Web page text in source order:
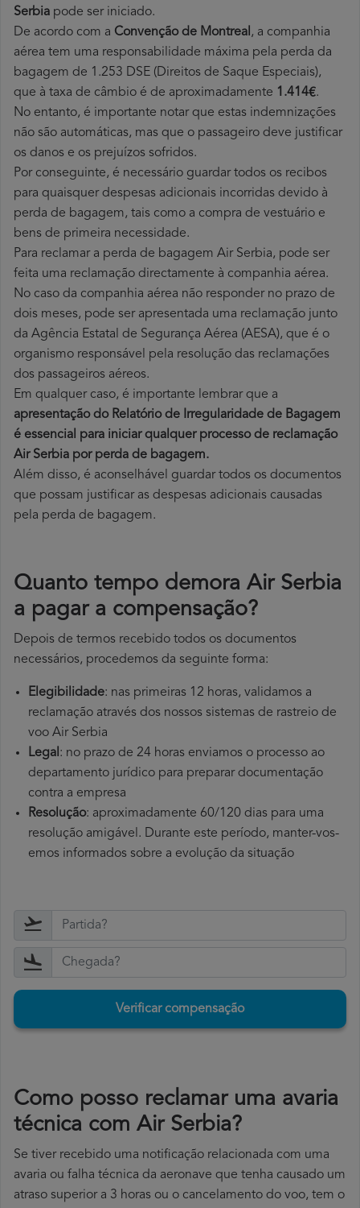
Serbia pode ser iniciado.
De acordo com a Convenção de Montreal, a companhia
aérea tem uma responsabilidade máxima pela perda da
bagagem de 1.253 DSE (Direitos de Saque Especiais),
que à taxa de câmbio é de aproximadamente 1.414€.
No entanto, é importante notar que estas indemnizações
não são automáticas, mas que o passageiro deve justificar
os danos e os prejuízos sofridos.
Por conseguinte, é necessário guardar todos os recibos
para quaisquer despesas adicionais incorridas devido à
perda de bagagem, tais como a compra de vestuário e
bens de primeira necessidade.
Para reclamar a perda de bagagem Air Serbia, pode ser
feita uma reclamação directamente à companhia aérea.
No caso da companhia aérea não responder no prazo de
dois meses, pode ser apresentada uma reclamação junto
da Agência Estatal de Segurança Aérea (AESA), que é o
organismo responsável pela resolução das reclamações
dos passageiros aéreos.
Em qualquer caso, é importante lembrar que a
apresentação do Relatório de Irregularidade de Bagagem
é essencial para iniciar qualquer processo de reclamação
Air Serbia por perda de bagagem.
Além disso, é aconselhável guardar todos os documentos
que possam justificar as despesas adicionais causadas
pela perda de bagagem.
Quanto tempo demora Air Serbia
a pagar a compensação?
Depois de termos recebido todos os documentos
necessários, procedemos da seguinte forma:
Elegibilidade: nas primeiras 12 horas, validamos a
reclamação através dos nossos sistemas de rastreio de
voo Air Serbia
Legal: no prazo de 24 horas enviamos o processo ao
departamento jurídico para preparar documentação
contra a empresa
Resolução: aproximadamente 60/120 dias para uma
resolução amigável. Durante este período, manter-vos-
emos informados sobre a evolução da situação
Verificar compensação
Como posso reclamar uma avaria
técnica com Air Serbia?
Se tiver recebido uma notificação relacionada com uma
avaria ou falha técnica da aeronave que tenha causado um
atraso superior a 3 horas ou o cancelamento do voo, tem o